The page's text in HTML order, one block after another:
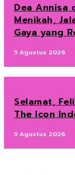
Dea Annisa
Menikah,
Gaya yang
5 Agustus 2026
Selamat,
The Icon
5 Agustus 2026